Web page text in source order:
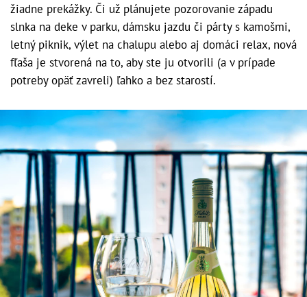
žiadne prekážky. Či už plánujete pozorovanie západu
slnka na deke v parku, dámsku jazdu či párty s kamošmi,
letný piknik, výlet na chalupu alebo aj domáci relax, nová
fľaša je stvorená na to, aby ste ju otvorili (a v prípade
potreby opäť zavreli) ľahko a bez starostí.